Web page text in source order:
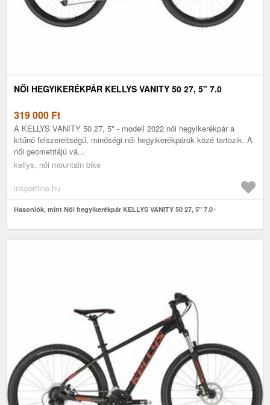
NŐI HEGYIKERÉKPÁR KELLYS VANITY 50 27, 5" 7.0
319 000 Ft
A KELLYS VANITY 50 27, 5" - modell 2022 női hegyikerékpár a
kitűnő felszereltségű, minőségi női hegyikerékpárok közé tartozik. A
női geometriájú vá...
kellys, női mountain bike
insportline.hu
Hasonlók, mint Női hegyikerékpár KELLYS VANITY 50 27, 5" 7.0